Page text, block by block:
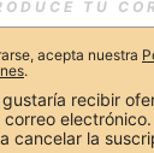
acepta nuestra
.
gustaría recibir
correo
cancelar la